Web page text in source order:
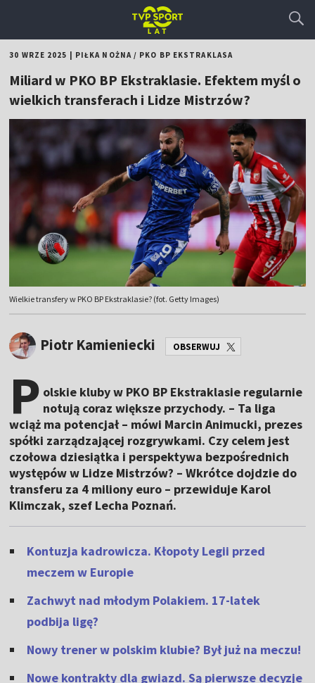
30 WRZE 2025 PIŁKA NOŻNA/ PKO BP EKSTRAKLASA
Miliard w PKO BP Ekstraklasie. Efektem myśl o
wielkich transferach i Lidze Mistrzów?
Wielkie transfery w PKO BP Ekstraklasie? (fot. Getty Images)
Piotr Kamieniecki OBSERWUJ
P olskie kluby w PKO BP Ekstraklasie regularnie
notują coraz większe przychody. – Ta liga
wciąż ma potencjał – mówi Marcin Animucki, prezes
spółki zarządzającej rozgrywkami. Czy celem jest
czołowa dziesiątka i perspektywa bezpośrednich
występów w Lidze Mistrzów? – Wkrótce dojdzie do
transferu za 4 miliony euro – przewiduje Karol
Klimczak, szef Lecha Poznań.
Kontuzja kadrowicza. Kłopoty Legii przed
meczem w Europie
Zachwyt nad młodym Polakiem. 17-latek
podbija ligę?
Nowy trener w polskim klubie? Był już na meczu!
Nowe kontrakty dla gwiazd. Są pierwsze decyzje